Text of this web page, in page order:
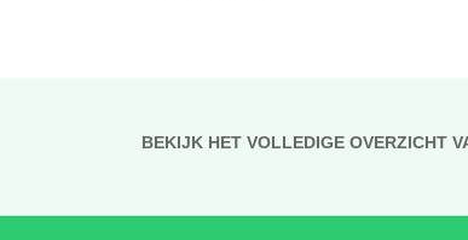
BEKIJK HET VOLLEDIGE OVERZICHT